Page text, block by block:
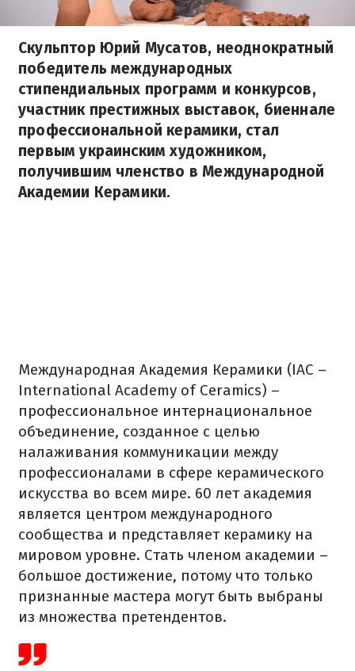
Скульптор Юрий Мусатов, неоднократный
победитель международных
стипендиальных программ и конкурсов,
участник престижных выставок, биеннале
профессиональной керамики, стал
первым украинским художником,
получившим членство в Международной
Академии Керамики.
Международная Академия Керамики (IAC –
International Academy of Ceramics) –
профессиональное интернациональное
объединение, созданное с целью
налаживания коммуникации между
профессионалами в сфере керамического
искусства во всем мире. 60 лет академия
является центром международного
сообщества и представляет керамику на
мировом уровне. Стать членом академии –
большое достижение, потому что только
признанные мастера могут быть выбраны
из множества претендентов.